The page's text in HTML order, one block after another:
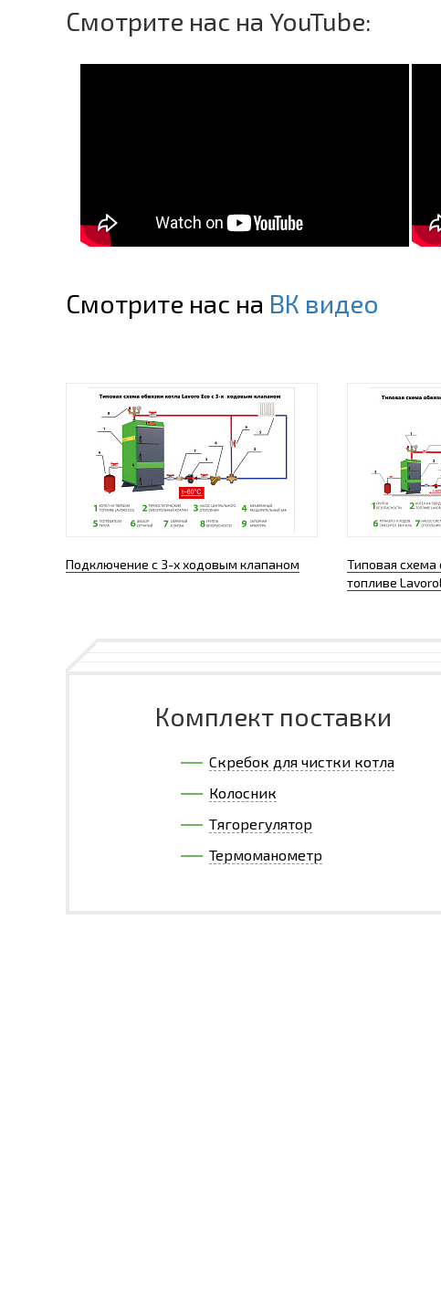
Смотрите нас на YouTube:
Смотрите нас на ВК видео
Подключение с 3-х ходовым клапаном
Типовая схема
топливе
Комплект поставки
Скребок для чистки котла
Колосник
Тягорегулятор
Термоманометр